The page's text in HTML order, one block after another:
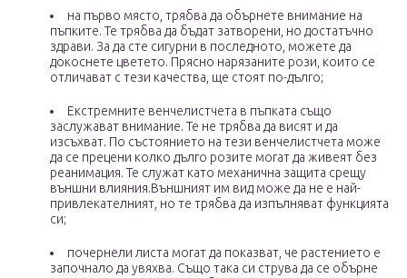
на първо място, трябва да обърнете внимание на
пъпките. Те трябва да бъдат затворени, но достатъчно
здрави. За да сте сигурни в последното, можете да
докоснете цветето. Прясно нарязаните рози, които се
отличават с тези качества, ще стоят по-дълго;
Екстремните венчелистчета в пъпката също
заслужават внимание. Те не трябва да висят и да
изсъхват. По състоянието на тези венчелистчета може
да се прецени колко дълго розите могат да живеят без
реанимация. Те служат като механична защита срещу
външни влияния.Външният им вид може да не е най-
привлекателният, но те трябва да изпълняват функцията
си;
почернели листа могат да показват, че растението е
започнало да увяхва. Също така си струва да се обърне